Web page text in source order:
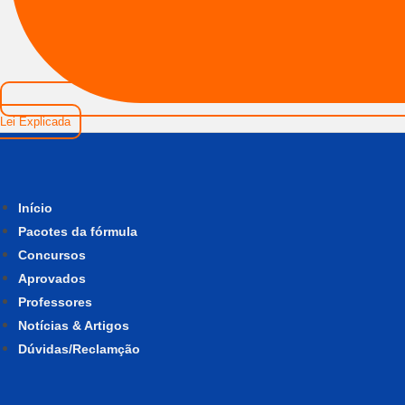
Lei Explicada
Início
Pacotes da fórmula
Concursos
Aprovados
Professores
Notícias & Artigos
Dúvidas/Reclamção